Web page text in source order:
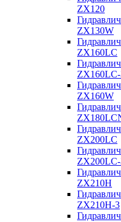
ZX120
ZX130W
ZX160LC
ZX160W
ZX200LC
ZX210H
ZX210H-3